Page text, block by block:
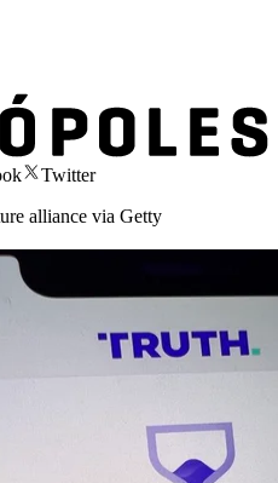
Twitter
alliance via Getty